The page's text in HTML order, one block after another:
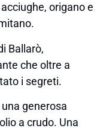
origano e
Ballarò,
che oltre a
i segreti.
generosa
a crudo. Una